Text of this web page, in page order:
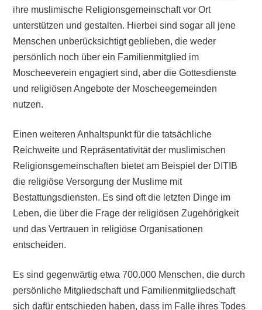
ihre muslimische Religionsgemeinschaft vor Ort
unterstützen und gestalten. Hierbei sind sogar all jene
Menschen unberücksichtigt geblieben, die weder
persönlich noch über ein Familienmitglied im
Moscheeverein engagiert sind, aber die Gottesdienste
und religiösen Angebote der Moscheegemeinden
nutzen.
Einen weiteren Anhaltspunkt für die tatsächliche
Reichweite und Repräsentativität der muslimischen
Religionsgemeinschaften bietet am Beispiel der DITIB
die religiöse Versorgung der Muslime mit
Bestattungsdiensten. Es sind oft die letzten Dinge im
Leben, die über die Frage der religiösen Zugehörigkeit
und das Vertrauen in religiöse Organisationen
entscheiden.
Es sind gegenwärtig etwa 700.000 Menschen, die durch
persönliche Mitgliedschaft und Familienmitgliedschaft
sich dafür entschieden haben, dass im Falle ihres Todes